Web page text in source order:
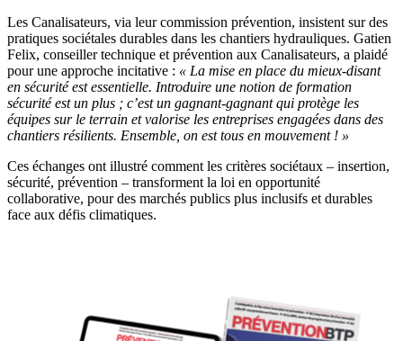
Les Canalisateurs, via leur commission prévention, insistent sur des
pratiques sociétales durables dans les chantiers hydrauliques. Gatien
Felix, conseiller technique et prévention aux Canalisateurs, a plaidé
pour une approche incitative : « La mise en place du mieux-disant
en sécurité est essentielle. Introduire une notion de formation
sécurité est un plus ; c’est un gagnant-gagnant qui protège les
équipes sur le terrain et valorise les entreprises engagées dans des
chantiers résilients. Ensemble, on est tous en mouvement ! »
Ces échanges ont illustré comment les critères sociétaux – insertion,
sécurité, prévention – transforment la loi en opportunité
collaborative, pour des marchés publics plus inclusifs et durables
face aux défis climatiques.